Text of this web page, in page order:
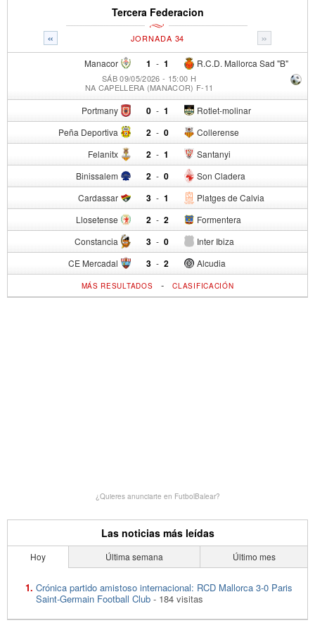
Tercera Federacion
« »
JORNADA 34
Manacor 1 - R.C.D. Mallorca Sad "B"
1
SÁB 09/05/2026 - 15:00 H
NA CAPELLERA (MANACOR) F-11
Portmany 0 - Rotlet-molinar
1
Peña Deportiva 2 - Collerense
0
Felanitx 2 - Santanyi
1
Binissalem 2 - Son Cladera
0
Cardassar 3 - Platges de Calvia
1
Llosetense 2 - Formentera
2
Constancia 3 - Inter Ibiza
0
CE Mercadal 3 - Alcudia
2
MÁS RESULTADOS -CLASIFICACIÓN
¿Quieres anunciarte en FutbolBalear?
Las noticias más leídas
Hoy Última semana Último mes
Crónica partido amistoso internacional: RCD Mallorca 3-0 Paris
Saint-Germain Football Club - 184 visitas